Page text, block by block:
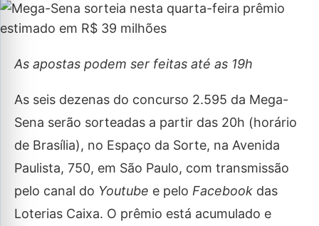
As apostas podem ser feitas até as 19h
As seis dezenas do concurso 2.595 da Mega-
Sena serão sorteadas a partir das 20h (horário
de Brasília), no Espaço da Sorte, na Avenida
Paulista, 750, em São Paulo, com transmissão
pelo canal do Youtube e pelo Facebook das
Loterias Caixa. O prêmio está acumulado e